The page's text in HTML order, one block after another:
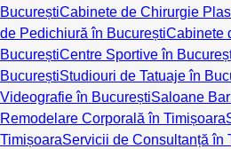
BucureștiCabinete de Chirurgie
de Pedichiură în BucureștiCabinete
BucureștiCentre Sportive în
BucureștiStudiouri de Tatuaje în
Videografie în BucureștiSaloane
Remodelare Corporală în Timișoara
TimișoaraServicii de Consultanță în